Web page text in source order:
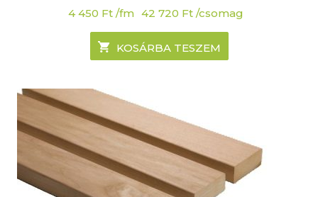
4 450 Ft /fm 42 720 Ft /csomag
KOSÁRBA TESZEM